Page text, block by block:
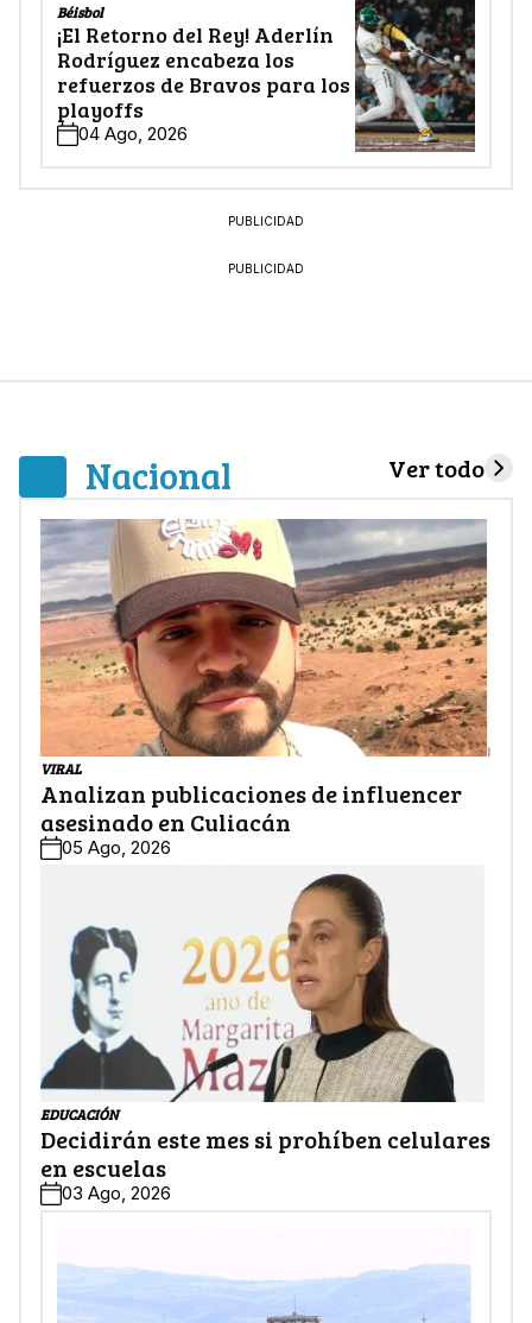
Béisbol
¡El Retorno del Rey! Aderlín
Rodríguez encabeza los
refuerzos de Bravos para los
playoffs
04 Ago, 2026
PUBLICIDAD
PUBLICIDAD
Nacional Ver todo
VIRAL
Analizan publicaciones de influencer
asesinado en Culiacán
05 Ago, 2026
EDUCACIÓN
Decidirán este mes si prohíben celulares
en escuelas
03 Ago, 2026